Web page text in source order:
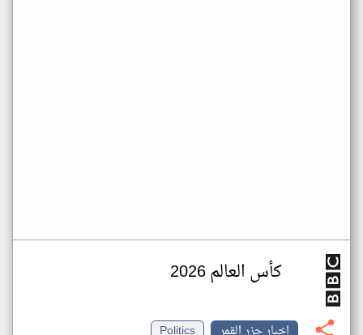
كأس العالم 2026